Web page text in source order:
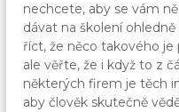
nechcete, aby se vám
dávat na školení
říct, že něco takového
ale věřte, že i když to z
některých firem je těch
aby člověk skutečně